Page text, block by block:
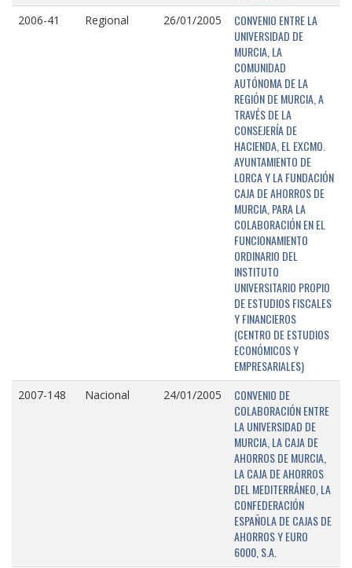
2006-41 Regional 26/01/2005
CONVENIO ENTRE LA
UNIVERSIDAD DE
MURCIA, LA
COMUNIDAD
AUTÓNOMA DE LA
REGIÓN DE MURCIA, A
TRAVÉS DE LA
CONSEJERÍA DE
HACIENDA, EL EXCMO.
AYUNTAMIENTO DE
LORCA Y LA FUNDACIÓN
CAJA DE AHORROS DE
MURCIA, PARA LA
COLABORACIÓN EN EL
FUNCIONAMIENTO
ORDINARIO DEL
INSTITUTO
UNIVERSITARIO PROPIO
DE ESTUDIOS FISCALES
Y FINANCIEROS
(CENTRO DE ESTUDIOS
ECONÓMICOS Y
EMPRESARIALES)
2007-148 Nacional 24/01/2005
CONVENIO DE
COLABORACIÓN ENTRE
LA UNIVERSIDAD DE
MURCIA, LA CAJA DE
AHORROS DE MURCIA,
LA CAJA DE AHORROS
DEL MEDITERRÁNEO, LA
CONFEDERACIÓN
ESPAÑOLA DE CAJAS DE
AHORROS Y EURO
6000, S.A.